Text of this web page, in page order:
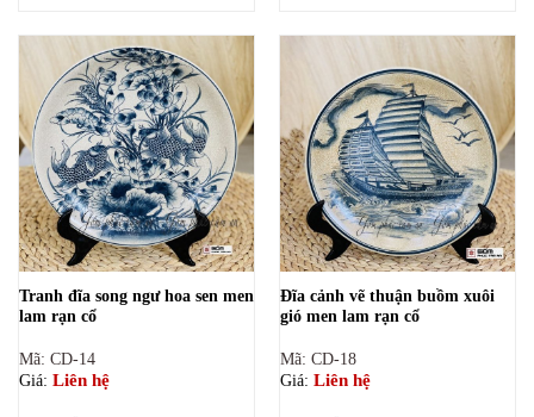
Tranh đĩa song ngư hoa sen men
lam rạn cổ
Mã: CD-14
Giá: Liên hệ
Đĩa cảnh vẽ thuận buồm xuôi
gió men lam rạn cổ
Mã: CD-18
Giá: Liên hệ